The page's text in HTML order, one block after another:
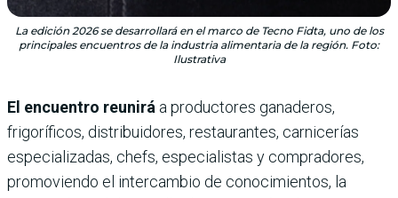
La edición 2026 se desarrollará en el marco de Tecno Fidta, uno de los
principales encuentros de la industria alimentaria de la región. Foto:
Ilustrativa
El encuentro reunirá a productores ganaderos,
frigoríficos, distribuidores, restaurantes, carnicerías
especializadas, chefs, especialistas y compradores,
promoviendo el intercambio de conocimientos, la